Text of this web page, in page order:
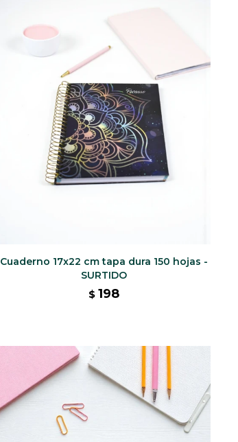
Cuaderno 17x22 cm tapa dura 150 hojas -
SURTIDO
$ 198